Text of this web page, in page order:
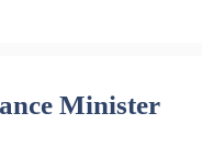
Minister